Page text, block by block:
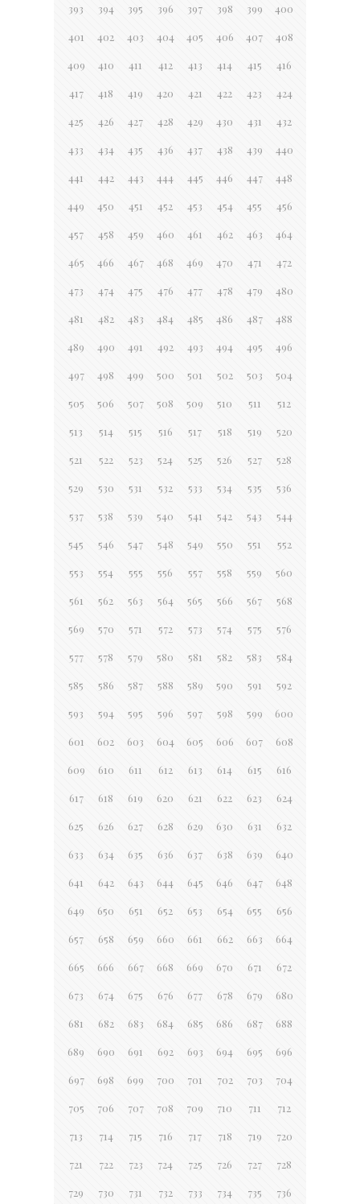
393 394 395 396 397 398 399 400
401 402 403 404 405 406 407 408
409 410 411 412 413 414 415 416
417 418 419 420 421 422 423 424
425 426 427 428 429 430 431 432
433 434 435 436 437 438 439 440
441 442 443 444 445 446 447 448
449 450 451 452 453 454 455 456
457 458 459 460 461 462 463 464
465 466 467 468 469 470 471 472
473 474 475 476 477 478 479 480
481 482 483 484 485 486 487 488
489 490 491 492 493 494 495 496
497 498 499 500 501 502 503 504
505 506 507 508 509 510 511 512
513 514 515 516 517 518 519 520
521 522 523 524 525 526 527 528
529 530 531 532 533 534 535 536
537 538 539 540 541 542 543 544
545 546 547 548 549 550 551 552
553 554 555 556 557 558 559 560
561 562 563 564 565 566 567 568
569 570 571 572 573 574 575 576
577 578 579 580 581 582 583 584
585 586 587 588 589 590 591 592
593 594 595 596 597 598 599 600
601 602 603 604 605 606 607 608
609 610 611 612 613 614 615 616
617 618 619 620 621 622 623 624
625 626 627 628 629 630 631 632
633 634 635 636 637 638 639 640
641 642 643 644 645 646 647 648
649 650 651 652 653 654 655 656
657 658 659 660 661 662 663 664
665 666 667 668 669 670 671 672
673 674 675 676 677 678 679 680
681 682 683 684 685 686 687 688
689 690 691 692 693 694 695 696
697 698 699 700 701 702 703 704
705 706 707 708 709 710 711 712
713 714 715 716 717 718 719 720
721 722 723 724 725 726 727 728
729 730 731 732 733 734 735 736